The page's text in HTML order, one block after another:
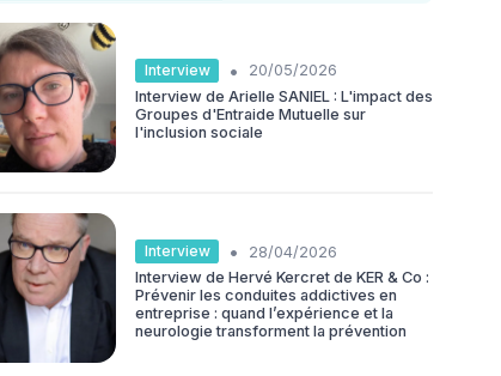
Interview •
20/05/2026
Interview de Arielle SANIEL : L'impact des
Groupes d'Entraide Mutuelle sur
l'inclusion sociale
Interview •
28/04/2026
Interview de Hervé Kercret de KER & Co :
Prévenir les conduites addictives en
entreprise : quand l’expérience et la
neurologie transforment la prévention